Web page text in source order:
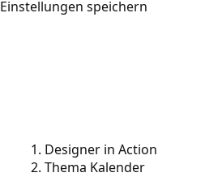
Einstellungen speichern
Designer in Action
Thema Kalender